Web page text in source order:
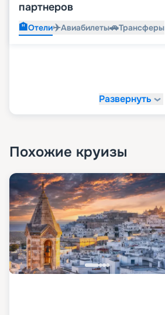
партнеров
🏨Отели✈️Авиабилеты🚗Трансферы
Развернуть
Похожие круизы